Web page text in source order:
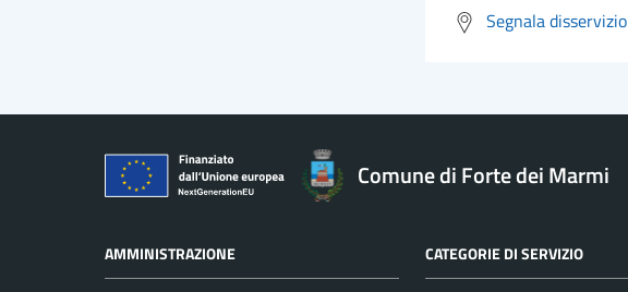
Segnala disservizio
Comune di Forte dei Marmi
AMMINISTRAZIONE CATEGORIE DI SERVIZIO